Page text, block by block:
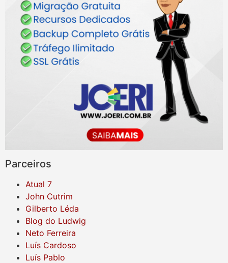
Parceiros
Atual 7
John Cutrim
Gilberto Léda
Blog do Ludwig
Neto Ferreira
Luís Cardoso
Luís Pablo